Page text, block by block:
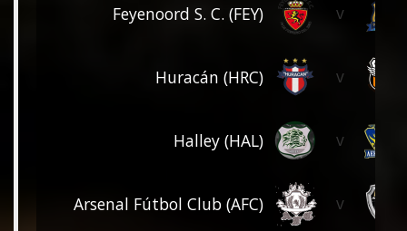
Feyenoord S. C. (FEY) v
Huracán (HRC) v
Halley (HAL) v
Arsenal Fútbol Club (AFC) v